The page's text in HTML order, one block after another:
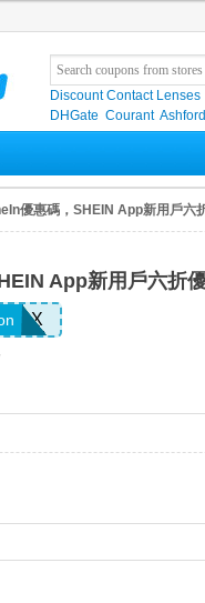
Discount Contact Lenses
DHGate Courant Ashford
優惠碼，SHEIN App新用戶六
App新用戶六折